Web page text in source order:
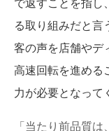
る取り組みだと
客の声を店舗やデ
高速回転を進める
力が必要となって
「当たり前品質